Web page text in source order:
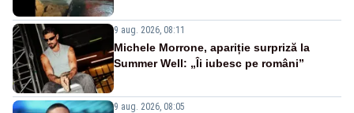
9 aug. 2026, 08:11
Michele Morrone, apariție surpriză la
Summer Well: „Îi iubesc pe români”
9 aug. 2026, 08:05